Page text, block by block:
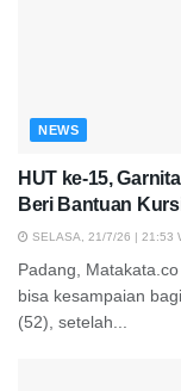
NEWS
HUT ke-15,
Beri Bantuan
SELASA, 21/7/26 | 21:53
Padang,
bisa kesampaian
(52), setelah...